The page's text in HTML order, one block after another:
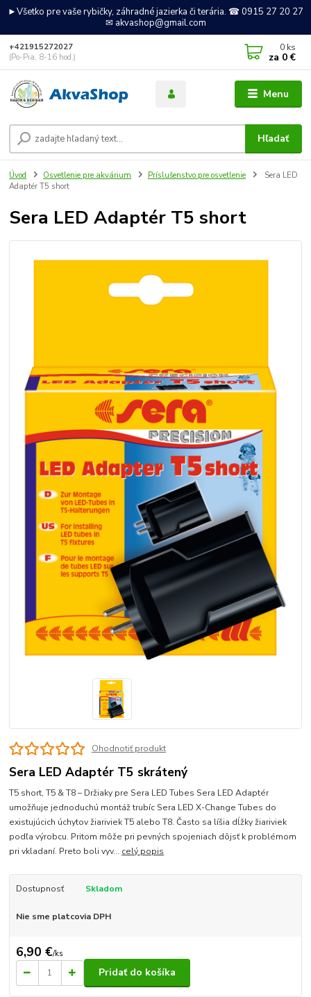
►Všetko pre vaše rybičky, záhradné jazierka či terária. ☎ 0915 27 20 27
✉ akvashop@gmail.com
Menu
Hľadať
+421915272027
(Po-Pia, 8-16 hod.)
0 ks
za 0 €
Úvod Osvetlenie pre akvárium Príslušenstvo pre osvetlenie
Sera LED
Adaptér T5 short
Sera LED Adaptér T5 short
Ohodnotiť produkt
Sera LED Adaptér T5 skrátený
T5 short, T5 & T8 – Držiaky pre Sera LED Tubes Sera LED Adaptér
umožňuje jednoduchú montáž trubíc Sera LED X-Change Tubes do
existujúcich úchytov žiariviek T5 alebo T8. Často sa líšia dĺžky žiariviek
podľa výrobcu. Pritom môže pri pevných spojeniach dôjsť k problémom
pri vkladaní. Preto boli vyv... celý popis
Dostupnosť Skladom
Nie sme platcovia DPH
6,90 €/ks
Pridať do košíka